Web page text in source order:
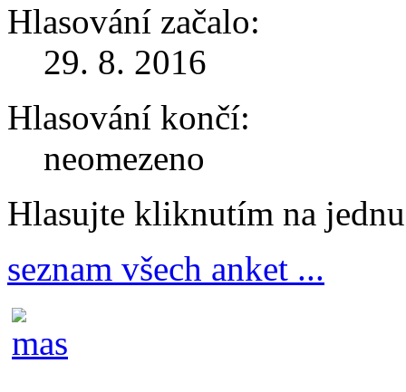
Hlasování začalo:
29. 8. 2016
Hlasování končí:
neomezeno
Hlasujte kliknutím na
seznam všech anket ...